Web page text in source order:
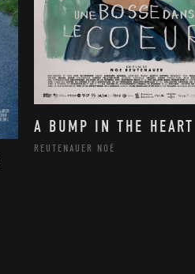
A BUMP IN THE HEART
REUTENAUER NOÉ